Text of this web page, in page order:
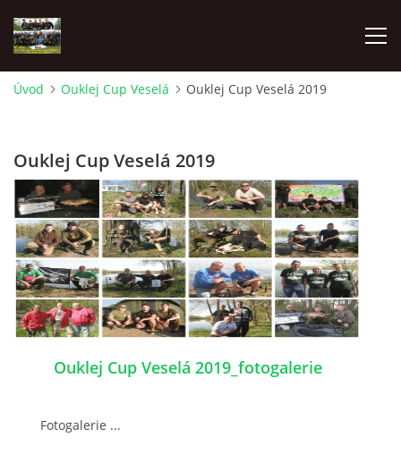
AKTUÁLNĚ
OUKLEJ CUP VESELÁ
OUKLEJ CUP VESELÁ 2022
OUKLEJ CUP VESELÁ 2023
Úvod Ouklej Cup Veselá Ouklej Cup Veselá 2019
Ouklej Cup Veselá 2019
Ouklej Cup Veselá 2019_fotogalerie
Fotogalerie ...